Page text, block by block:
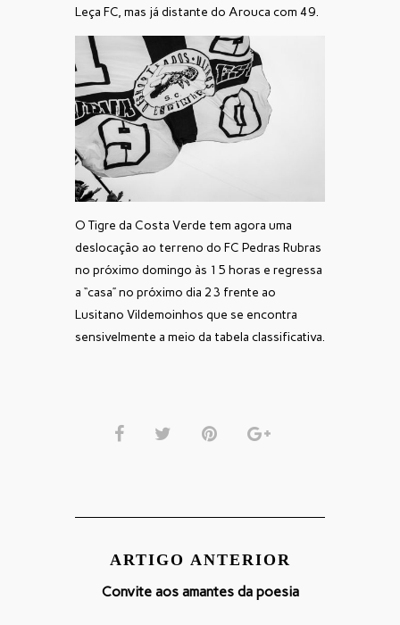
Leça FC, mas já distante do Arouca com 49.
O Tigre da Costa Verde tem agora uma
deslocação ao terreno do FC Pedras Rubras
no próximo domingo às 15 horas e regressa
a “casa” no próximo dia 23 frente ao
Lusitano Vildemoinhos que se encontra
sensivelmente a meio da tabela classificativa.
ARTIGO ANTERIOR
Convite aos amantes da poesia